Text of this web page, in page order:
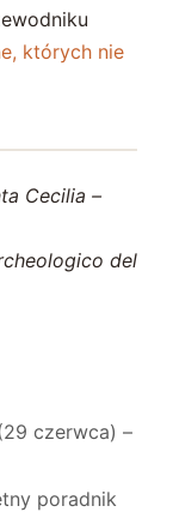
których nie
Cecilia –
del
czerwca) –
poradnik